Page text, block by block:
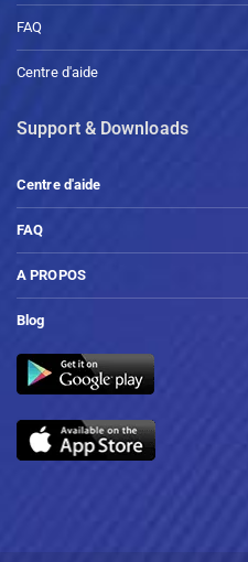
FAQ
Centre d'aide
Support & Downloads
Centre d'aide
FAQ
A PROPOS
Blog